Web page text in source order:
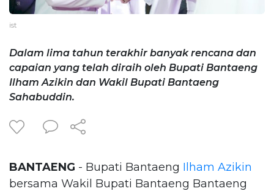
ist
Dalam lima tahun terakhir banyak rencana dan
capaian yang telah diraih oleh Bupati Bantaeng
Ilham Azikin dan Wakil Bupati Bantaeng
Sahabuddin.
BANTAENG - Bupati Bantaeng Ilham Azikin
bersama Wakil Bupati Bantaeng Bantaeng